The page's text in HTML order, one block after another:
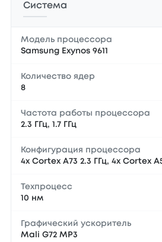
Система
Модель процессора
Samsung Exynos 9611
Количество ядер
8
Частота работы процессора
2.3 ГГц, 1.7 ГГц
Конфигурация процессора
4x Cortex A73 2.3 ГГц, 4x Cortex
Техпроцесс
10 нм
Графический ускоритель
Mali G72 MP3